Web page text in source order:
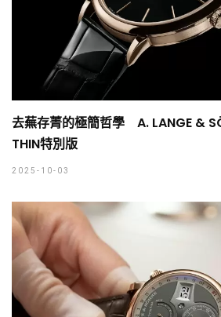
去蕪存菁的極簡哲學 A. LANGE &
THIN特別版
2025-10-03